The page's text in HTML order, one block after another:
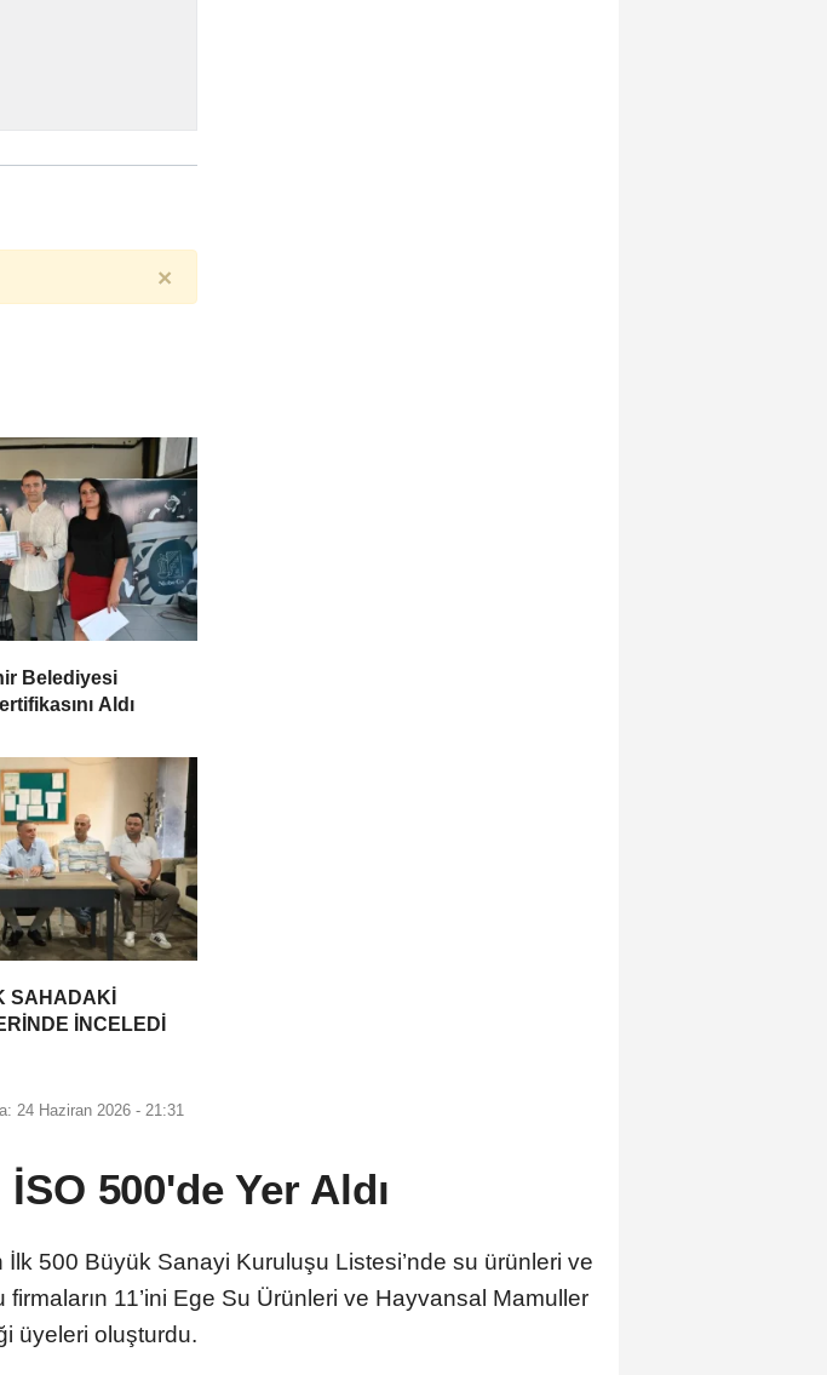
×
Belediyesi
Aldı
SAHADAKİ
İNCELEDİ
24 Haziran 2026 - 21:31
500'de Yer Aldı
İlk 500 Büyük Sanayi Kuruluşu Listesi’nde su ürünleri ve
11’ini Ege Su Ürünleri ve Hayvansal Mamuller
üyeleri oluşturdu.